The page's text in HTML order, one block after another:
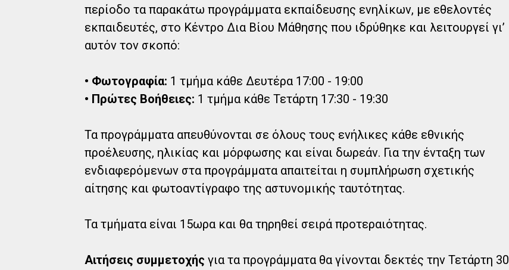
περίοδο τα παρακάτω προγράμματα εκπαίδευσης ενηλίκων, με εθελοντές
εκπαιδευτές, στο Κέντρο Δια Βίου Μάθησης που ιδρύθηκε και λειτουργεί γι’
αυτόν τον σκοπό:
• Φωτογραφία: 1 τμήμα κάθε Δευτέρα 17:00 - 19:00
• Πρώτες Βοήθειες: 1 τμήμα κάθε Τετάρτη 17:30 - 19:30
Τα προγράμματα απευθύνονται σε όλους τους ενήλικες κάθε εθνικής
προέλευσης, ηλικίας και μόρφωσης και είναι δωρεάν. Για την ένταξη των
ενδιαφερόμενων στα προγράμματα απαιτείται η συμπλήρωση σχετικής
αίτησης και φωτοαντίγραφο της αστυνομικής ταυτότητας.
Τα τμήματα είναι 15ωρα και θα τηρηθεί σειρά προτεραιότητας.
Αιτήσεις συμμετοχής​​ για τα​​ προγράμματα​​ θα γίνονται δεκτές την Τετάρτη 30